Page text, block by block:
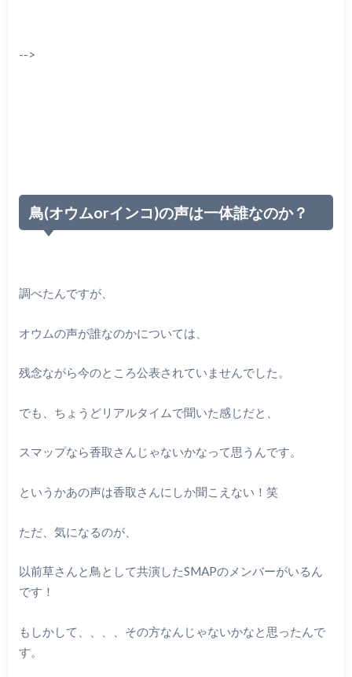
-->
鳥(オウムorインコ)の声は一体誰なのか？
調べたんですが、
オウムの声が誰なのかについては、
残念ながら今のところ公表されていませんでした。
でも、ちょうどリアルタイムで聞いた感じだと、
スマップなら香取さんじゃないかなって思うんです。
というかあの声は香取さんにしか聞こえない！笑
ただ、気になるのが、
以前草さんと鳥として共演したSMAPのメンバーがいるん
です！
もしかして、、、、その方なんじゃないかなと思ったんで
す。